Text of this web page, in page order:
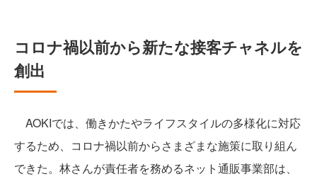
コロナ禍以前から新たな接客チャネルを
創出
AOKIでは、働きかたやライフスタイルの多様化に対応
するため、コロナ禍以前からさまざまな施策に取り組ん
できた。林さんが責任者を務めるネット通販事業部は、